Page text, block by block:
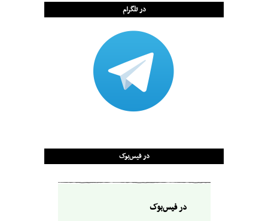
در تلگرام
در فیس‌بوک
در فیس‌بوک